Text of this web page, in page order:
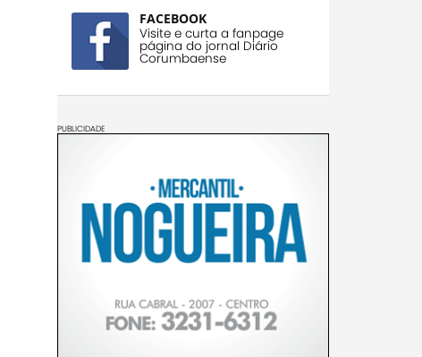
FACEBOOK
Visite e curta a fanpage
página do jornal Diário
Corumbaense
PUBLICIDADE